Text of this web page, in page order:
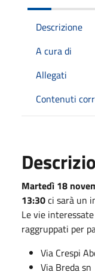
Descrizione
A cura di
Allegati
Contenuti
Martedì 18
13:30ci sarà un
Le vie
raggruppati per
Via Crespi
Via Breda sn